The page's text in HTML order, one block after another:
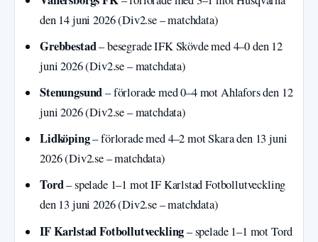
den 14 juni 2026 (Div2.se – matchdata)
Grebbestad– besegrade IFK Skövde med 4–0 den 12
juni 2026 (Div2.se – matchdata)
Stenungsund– förlorade med 0–4 mot Ahlafors den 12
juni 2026 (Div2.se – matchdata)
Lidköping– förlorade med 4–2 mot Skara den 13 juni
2026 (Div2.se – matchdata)
Tord– spelade 1–1 mot IF Karlstad Fotbollutveckling
den 13 juni 2026 (Div2.se – matchdata)
IF Karlstad Fotbollutveckling– spelade 1–1 mot Tord